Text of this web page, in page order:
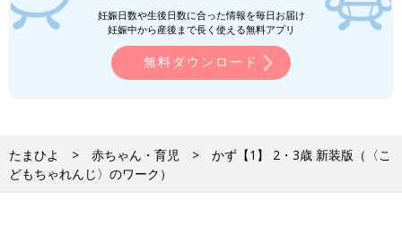
妊娠日数や生後日数に合った情報を毎日お届け
妊娠中から産後まで長く使える無料アプリ
無料ダウンロード
たまひよ 赤ちゃん・育児
かず【1】 2・3歳 新装版（〈こ
どもちゃれんじ〉のワーク）